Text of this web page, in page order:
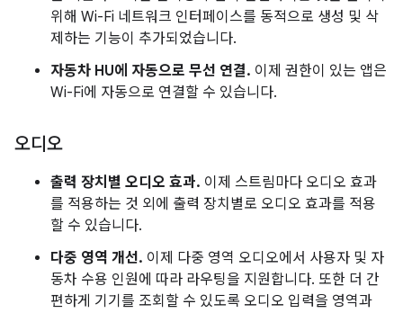
위해 Wi-Fi 네트워크 인터페이스를 동적으로 생성 및 삭
제하는 기능이 추가되었습니다.
자동차 HU에 자동으로 무선 연결. 이제 권한이 있는 앱은
Wi-Fi에 자동으로 연결할 수 있습니다.
오디오
출력 장치별 오디오 효과. 이제 스트림마다 오디오 효과
를 적용하는 것 외에 출력 장치별로 오디오 효과를 적용
할 수 있습니다.
다중 영역 개선. 이제 다중 영역 오디오에서 사용자 및 자
동차 수용 인원에 따라 라우팅을 지원합니다. 또한 더 간
편하게 기기를 조회할 수 있도록 오디오 입력을 영역과